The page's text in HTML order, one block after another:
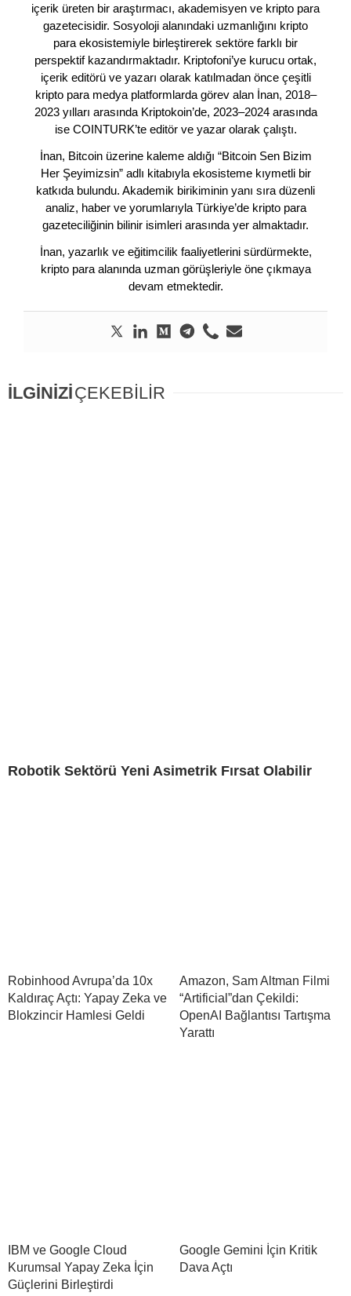
içerik üreten bir araştırmacı, akademisyen ve kripto para
gazetecisidir. Sosyoloji alanındaki uzmanlığını kripto
para ekosistemiyle birleştirerek sektöre farklı bir
perspektif kazandırmaktadır. Kriptofoni’ye kurucu ortak,
içerik editörü ve yazarı olarak katılmadan önce çeşitli
kripto para medya platformlarda görev alan İnan, 2018–
2023 yılları arasında Kriptokoin’de, 2023–2024 arasında
ise COINTURK’te editör ve yazar olarak çalıştı.
İnan, Bitcoin üzerine kaleme aldığı “Bitcoin Sen Bizim
Her Şeyimizsin” adlı kitabıyla ekosisteme kıymetli bir
katkıda bulundu. Akademik birikiminin yanı sıra düzenli
analiz, haber ve yorumlarıyla Türkiye’de kripto para
gazeteciliğinin bilinir isimleri arasında yer almaktadır.
İnan, yazarlık ve eğitimcilik faaliyetlerini sürdürmekte,
kripto para alanında uzman görüşleriyle öne çıkmaya
devam etmektedir.
İLGİNİZİÇEKEBİLİR
Robotik Sektörü Yeni Asimetrik Fırsat Olabilir
Robinhood Avrupa’da 10x
Kaldıraç Açtı: Yapay Zeka ve
Blokzincir Hamlesi Geldi
Amazon, Sam Altman Filmi
“Artificial”dan Çekildi:
OpenAI Bağlantısı Tartışma
Yarattı
IBM ve Google Cloud
Kurumsal Yapay Zeka İçin
Güçlerini Birleştirdi
Google Gemini İçin Kritik
Dava Açtı